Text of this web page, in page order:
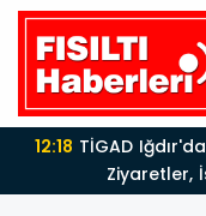
12:18
Ziyaretler,